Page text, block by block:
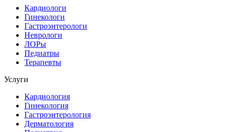
Кардиологи
Гинекологи
Гастроэнтерологи
Неврологи
ЛОРы
Педиатры
Терапевты
Услуги
Кардиология
Гинекология
Гастроэнтерология
Дерматология